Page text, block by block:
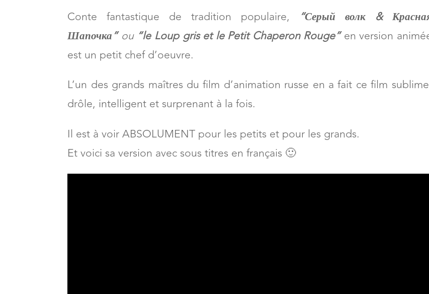
LE LOUP GRIS ET LE PETIT CHAPERON ROUGE
Conte fantastique de tradition populaire,
Шапочка”ou“le Loup gris et le Petit Chaperon Rouge”en version animée
est un petit chef d’oeuvre.
L’un des grands maîtres du film d’animation russe en a fait ce film sublime,
drôle, intelligent et surprenant à la fois.